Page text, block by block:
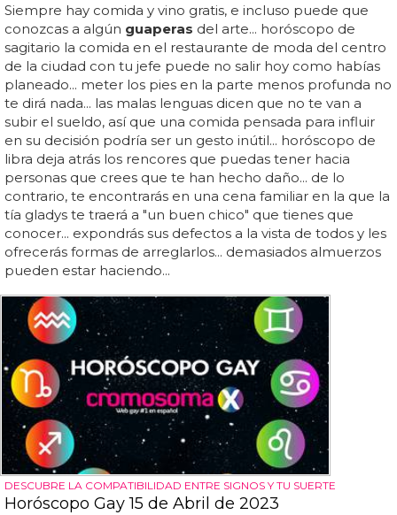
Siempre hay comida y vino gratis, e incluso puede que
conozcas a algún guaperas del arte... horóscopo de
sagitario la comida en el restaurante de moda del centro
de la ciudad con tu jefe puede no salir hoy como habías
planeado... meter los pies en la parte menos profunda no
te dirá nada... las malas lenguas dicen que no te van a
subir el sueldo, así que una comida pensada para influir
en su decisión podría ser un gesto inútil... horóscopo de
libra deja atrás los rencores que puedas tener hacia
personas que crees que te han hecho daño... de lo
contrario, te encontrarás en una cena familiar en la que la
tía gladys te traerá a "un buen chico" que tienes que
conocer... expondrás sus defectos a la vista de todos y les
ofrecerás formas de arreglarlos... demasiados almuerzos
pueden estar haciendo...
DESCUBRE LA COMPATIBILIDAD ENTRE SIGNOS Y TU SUERTE
Horóscopo Gay 15 de Abril de 2023